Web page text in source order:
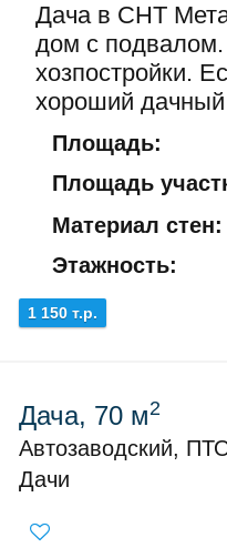
Дача в СНТ
дом с подвалом.
хозпостройки.
хороший
Площадь:
Площадь
Материал стен:
Этажность:
1 150 т.р.
Дача, 70 м2
Автозаводский,
Дачи